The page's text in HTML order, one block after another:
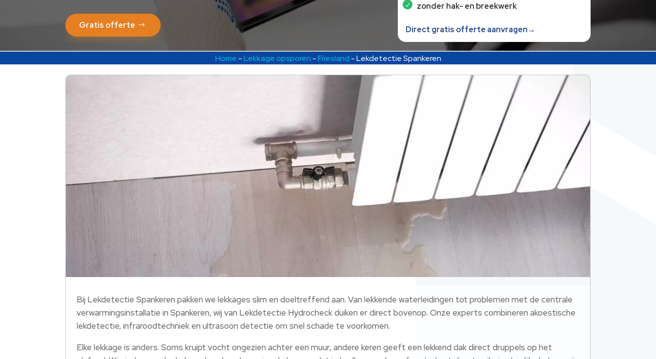
Gratis offerte
zonder hak- en breekwerk
Direct gratis offerte aanvragen→
Home -Lekkage opsporen -Friesland -Lekdetectie Spankeren
Bij Lekdetectie Spankeren pakken we lekkages slim en doeltreffend aan. Van lekkende waterleidingen tot problemen met de centrale
verwarmingsinstallatie in Spankeren, wij van Lekdetectie Hydrocheck duiken er direct bovenop. Onze experts combineren akoestische
lekdetectie, infraroodtechniek en ultrasoon detectie om snel schade te voorkomen.
Elke lekkage is anders. Soms kruipt vocht ongezien achter een muur, andere keren geeft een lekkend dak direct druppels op het